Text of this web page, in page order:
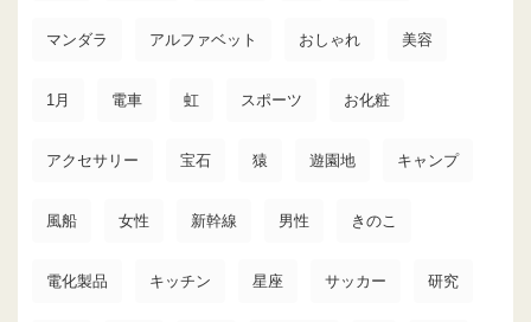
マンダラ アルファベット おしゃれ 美容
1月 電車 虹 スポーツ お化粧
アクセサリー 宝石 猿 遊園地 キャンプ
風船 女性 新幹線 男性 きのこ
電化製品 キッチン 星座 サッカー 研究